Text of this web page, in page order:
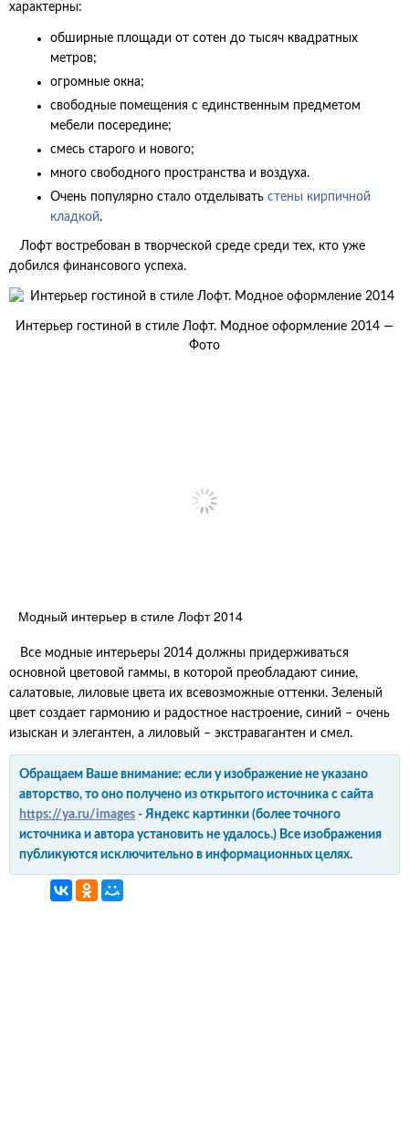
характерны:
обширные площади от сотен до тысяч квадратных
метров;
огромные окна;
свободные помещения с единственным предметом
мебели посередине;
смесь старого и нового;
много свободного пространства и воздуха.
Очень популярно стало отделывать стены кирпичной
кладкой.
Лофт востребован в творческой среде среди тех, кто уже
добился финансового успеха.
Интерьер гостиной в стиле Лофт. Модное оформление 2014 —
Фото
Модный интерьер в стиле Лофт 2014
Все модные интерьеры 2014 должны придерживаться
основной цветовой гаммы, в которой преобладают синие,
салатовые, лиловые цвета их всевозможные оттенки. Зеленый
цвет создает гармонию и радостное настроение, синий – очень
изыскан и элегантен, а лиловый – экстравагантен и смел.
Обращаем Ваше внимание: если у изображение не указано
авторство, то оно получено из открытого источника с сайта
https://ya.ru/images - Яндекс картинки (более точного
источника и автора установить не удалось.) Все изображения
публикуются исключительно в информационных целях.